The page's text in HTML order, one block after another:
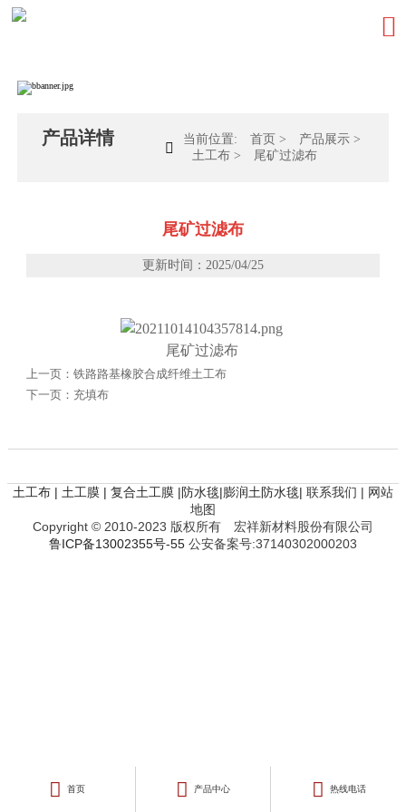

产品详情

当前位置: 首页 > 产品展示 >
土工布 > 尾矿过滤布
尾矿过滤布
更新时间：2025/04/25
尾矿过滤布
上一页： 铁路路基橡胶合成纤维土工布
下一页： 充填布
土工布 | 土工膜 | 复合土工膜 |防水毯|膨润土防水毯| 联系我们 | 网站
地图
Copyright © 2010-2023 版权所有 宏祥新材料股份有限公司
鲁ICP备13002355号-55 公安备案号:37140302000203
 首页  产品中心  热线电话